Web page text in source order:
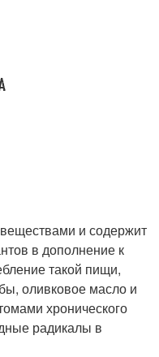
Путь к здоровью
и содержит
в дополнение к
такой пищи,
оливковое масло и
хронического
радикалы в